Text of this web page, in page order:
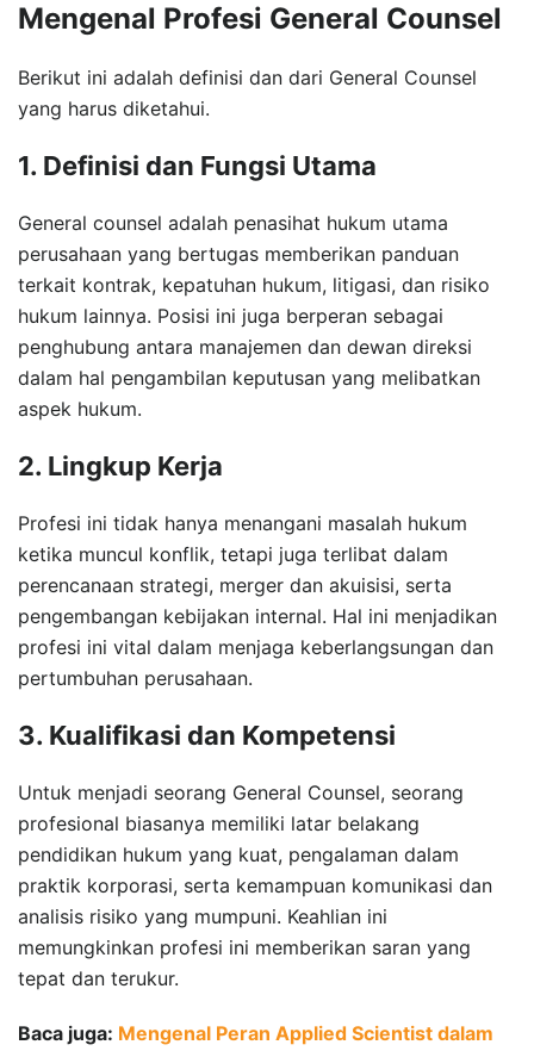
Mengenal Profesi General Counsel
Berikut ini adalah definisi dan dari General Counsel
yang harus diketahui.
1. Definisi dan Fungsi Utama
General counsel adalah penasihat hukum utama
perusahaan yang bertugas memberikan panduan
terkait kontrak, kepatuhan hukum, litigasi, dan risiko
hukum lainnya. Posisi ini juga berperan sebagai
penghubung antara manajemen dan dewan direksi
dalam hal pengambilan keputusan yang melibatkan
aspek hukum.
2. Lingkup Kerja
Profesi ini tidak hanya menangani masalah hukum
ketika muncul konflik, tetapi juga terlibat dalam
perencanaan strategi, merger dan akuisisi, serta
pengembangan kebijakan internal. Hal ini menjadikan
profesi ini vital dalam menjaga keberlangsungan dan
pertumbuhan perusahaan.
3. Kualifikasi dan Kompetensi
Untuk menjadi seorang General Counsel, seorang
profesional biasanya memiliki latar belakang
pendidikan hukum yang kuat, pengalaman dalam
praktik korporasi, serta kemampuan komunikasi dan
analisis risiko yang mumpuni. Keahlian ini
memungkinkan profesi ini memberikan saran yang
tepat dan terukur.
Baca juga: Mengenal Peran Applied Scientist dalam